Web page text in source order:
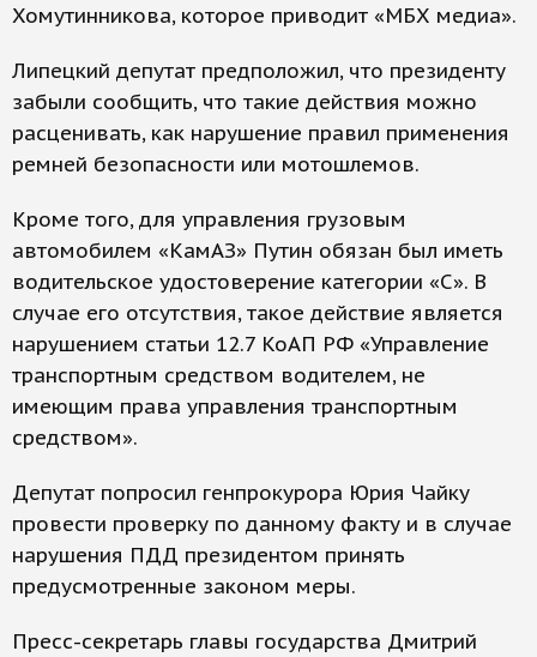
Хомутинникова, которое приводит «МБХ медиа».
Липецкий депутат предположил, что президенту
забыли сообщить, что такие действия можно
расценивать, как нарушение правил применения
ремней безопасности или мотошлемов.
Кроме того, для управления грузовым
автомобилем «КамАЗ» Путин обязан был иметь
водительское удостоверение категории «С». В
случае его отсутствия, такое действие является
нарушением статьи 12.7 КоАП РФ «Управление
транспортным средством водителем, не
имеющим права управления транспортным
средством».
Депутат попросил генпрокурора Юрия Чайку
провести проверку по данному факту и в случае
нарушения ПДД президентом принять
предусмотренные законом меры.
Пресс-секретарь главы государства Дмитрий